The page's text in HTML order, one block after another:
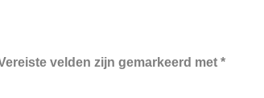
velden zijn gemarkeerd met *